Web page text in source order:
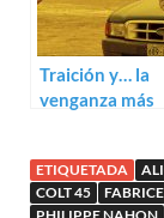
Traición y… la
venganza más
ETIQUETADA
COLT 45